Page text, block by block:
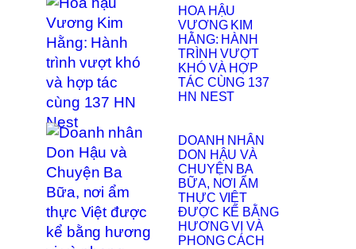
HOA HẬU
VƯƠNG KIM
HẰNG: HÀNH
TRÌNH VƯỢT
KHÓ VÀ HỢP
TÁC CÙNG 137
HN NEST
DOANH NHÂN
DON HẬU VÀ
CHUYỆN BA
BỮA, NƠI ẨM
THỰC VIỆT
ĐƯỢC KỂ BẰNG
HƯƠNG VỊ VÀ
PHONG CÁCH